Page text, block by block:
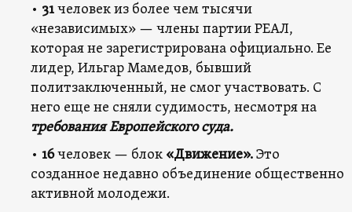
• 31человек из более чем тысячи
«независимых» — члены партии РЕАЛ,
которая не зарегистрирована официально. Ее
лидер, Ильгар Мамедов, бывший
политзаключенный, не смог участвовать. С
него еще не сняли судимость, несмотря на
требования Европейского суда.
• 16человек — блок «Движение».Это
созданное недавно объединение общественно
активной молодежи.